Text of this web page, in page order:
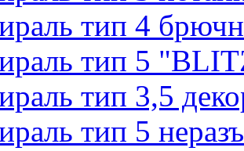
тип 4
тип 5
тип 3,5
тип 5